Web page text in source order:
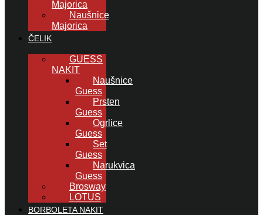
Majorica
Naušnice
Majorica
ČELIK
GUESS
NAKIT
Naušnice
Guess
Prsten
Guess
Ogrlice
Guess
Set
Guess
Narukvica
Guess
Brosway
LOTUS
BORBOLETA NAKIT